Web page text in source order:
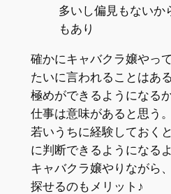
多いし偏見もないか
もあり
確かにキャバクラ嬢やっ
たいに言われることはあ
極めができるようになる
仕事は意味があると思う。
若いうちに経験しておく
に判断できるようになるよ
キャバクラ嬢やりながら
探せるのもメリット♪